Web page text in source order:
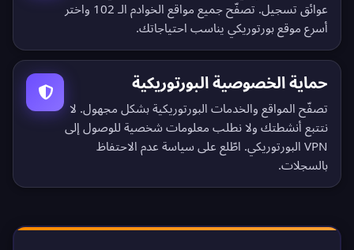
عوائق تسجيل. تصفّح جميع مواقع الخوادم الـ 102
واختر
أسرع موقع بورتوريكي يناسب احتياجاتك.
حماية الخصوصية البورتوريكية
تصفّح المواقع والخدمات البورتوريكية بشكل مجهول. لا
نتتبع أنشطتك ولا نطلب معلومات شخصية للوصول إلى
VPN البورتوريكي. اطّلع على
سياسة عدم الاحتفاظ
بالسجلات.